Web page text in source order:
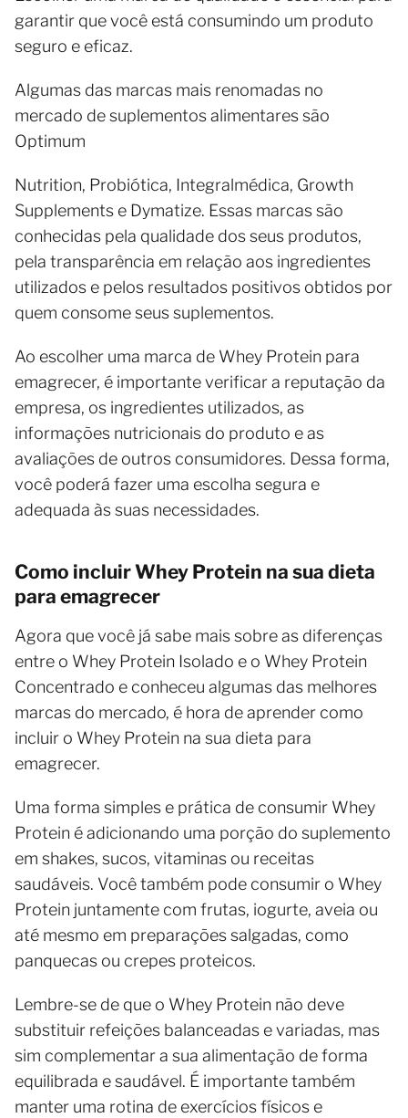
garantir que você está consumindo um produto
seguro e eficaz.
Algumas das marcas mais renomadas no
mercado de suplementos alimentares são
Optimum
Nutrition, Probiótica, Integralmédica, Growth
Supplements e Dymatize. Essas marcas são
conhecidas pela qualidade dos seus produtos,
pela transparência em relação aos ingredientes
utilizados e pelos resultados positivos obtidos por
quem consome seus suplementos.
Ao escolher uma marca de Whey Protein para
emagrecer, é importante verificar a reputação da
empresa, os ingredientes utilizados, as
informações nutricionais do produto e as
avaliações de outros consumidores. Dessa forma,
você poderá fazer uma escolha segura e
adequada às suas necessidades.
Como incluir Whey Protein na sua dieta
para emagrecer
Agora que você já sabe mais sobre as diferenças
entre o Whey Protein Isolado e o Whey Protein
Concentrado e conheceu algumas das melhores
marcas do mercado, é hora de aprender como
incluir o Whey Protein na sua dieta para
emagrecer.
Uma forma simples e prática de consumir Whey
Protein é adicionando uma porção do suplemento
em shakes, sucos, vitaminas ou receitas
saudáveis. Você também pode consumir o Whey
Protein juntamente com frutas, iogurte, aveia ou
até mesmo em preparações salgadas, como
panquecas ou crepes proteicos.
Lembre-se de que o Whey Protein não deve
substituir refeições balanceadas e variadas, mas
sim complementar a sua alimentação de forma
equilibrada e saudável. É importante também
manter uma rotina de exercícios físicos e